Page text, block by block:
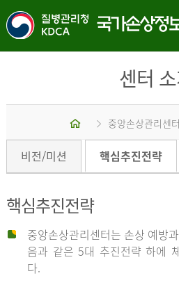
센터
중앙손상관리센터
비전/미션 핵심추진전략
핵심추진전략
중앙손상관리센터는 손상 예방
음과 같은 5대 추진전략 하에
다.